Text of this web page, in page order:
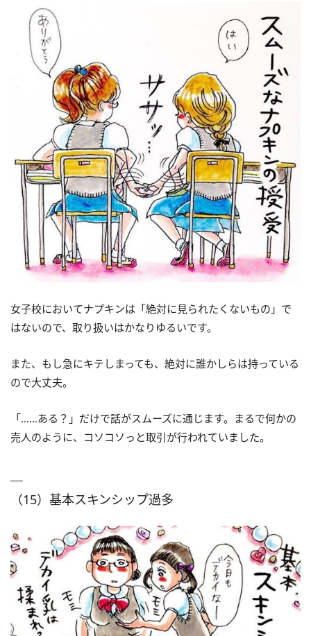
女子校においてナプキンは「絶対に見られたくないもの」で
はないので、取り扱いはかなりゆるいです。
また、もし急にキテしまっても、絶対に誰かしらは持っている
ので大丈夫。
「……ある？」だけで話がスムーズに通じます。まるで何かの
売人のように、コソコソっと取引が行われていました。
（15）基本スキンシップ過多